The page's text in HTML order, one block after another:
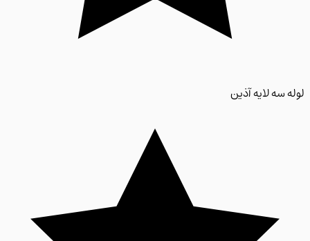
سه لایه آذین